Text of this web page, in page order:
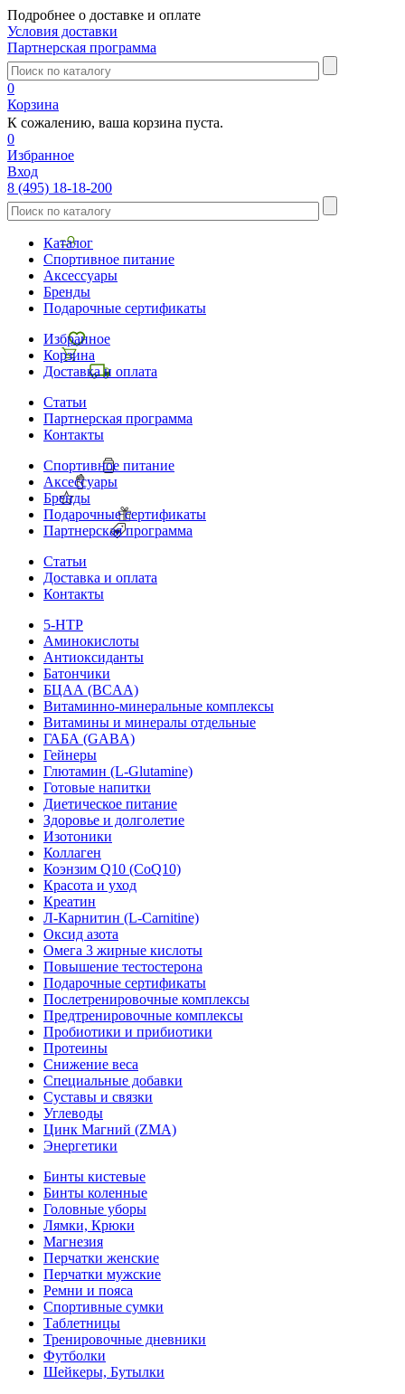
Подробнее о доставке и оплате
Условия доставки
Партнерская программа
0
Корзина
К сожалению, ваша корзина пуста.
0
Избранное
Вход
8 (495) 18-18-200
Каталог
Спортивное питание
Аксессуары
Бренды
Подарочные сертификаты
Избранное
Корзина
Доставка и оплата
Статьи
Партнерская программа
Контакты
Спортивное питание
Аксессуары
Бренды
Подарочные сертификаты
Партнерская программа
Статьи
Доставка и оплата
Контакты
5-HTP
Аминокислоты
Антиоксиданты
Батончики
БЦАА (BCAA)
Витаминно-минеральные комплексы
Витамины и минералы отдельные
ГАБА (GABA)
Гейнеры
Глютамин (L-Glutamine)
Готовые напитки
Диетическое питание
Здоровье и долголетие
Изотоники
Коллаген
Коэнзим Q10 (CoQ10)
Красота и уход
Креатин
Л-Карнитин (L-Сarnitine)
Оксид азота
Омега 3 жирные кислоты
Повышение тестостерона
Подарочные сертификаты
Послетренировочные комплексы
Предтренировочные комплексы
Пробиотики и прибиотики
Протеины
Снижение веса
Специальные добавки
Суставы и связки
Углеводы
Цинк Магний (ZMA)
Энергетики
Бинты кистевые
Бинты коленные
Головные уборы
Лямки, Крюки
Магнезия
Перчатки женские
Перчатки мужские
Ремни и пояса
Спортивные сумки
Таблетницы
Тренировочные дневники
Футболки
Шейкеры, Бутылки